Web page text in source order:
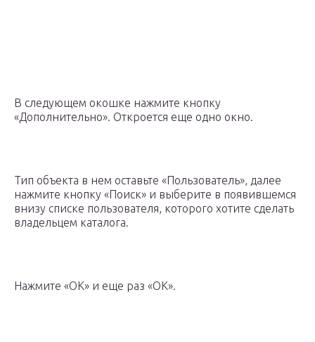
В следующем окошке нажмите кнопку
«Дополнительно». Откроется еще одно окно.
Тип объекта в нем оставьте «Пользователь», далее
нажмите кнопку «Поиск» и выберите в появившемся
внизу списке пользователя, которого хотите сделать
владельцем каталога.
Нажмите «OK» и еще раз «OK».